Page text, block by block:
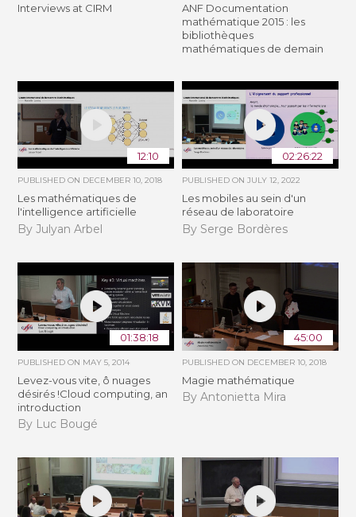
Interviews at CIRM
ANF Documentation
mathématique 2015 : les
bibliothèques
mathématiques de demain
12:10
PUBLISHED ON DECEMBER 10, 2018
Les mathématiques de
l'intelligence artificielle
By Julyan Arbel
02:26:22
PUBLISHED ON JULY 12, 2022
Les mobiles au sein d'un
réseau de laboratoire
By Serge Bordères
01:38:18
PUBLISHED ON MAY 5, 2014
Levez-vous vite, ô nuages
désirés !Cloud computing, an
introduction
By Luc Bougé
45:00
PUBLISHED ON DECEMBER 10, 2018
Magie mathématique
By Antonietta Mira